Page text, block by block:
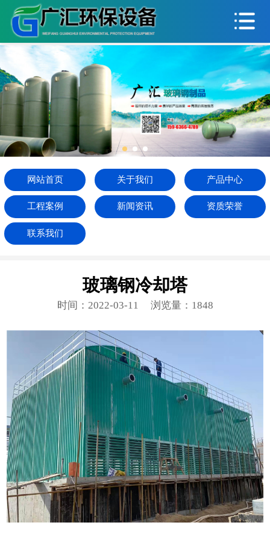
关于我们
产品中心
工程案例
新闻资讯
资质荣誉
联系我们
网站首页 关于我们 产品中心
工程案例 新闻资讯 资质荣誉
联系我们
玻璃钢冷却塔
时间：2022-03-11 浏览量：1848